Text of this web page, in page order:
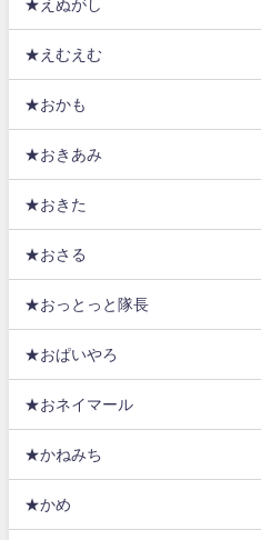
★えぬがし
★えむえむ
★おかも
★おきあみ
★おきた
★おさる
★おっとっと隊長
★おぱいやろ
★おネイマール
★かねみち
★かめ